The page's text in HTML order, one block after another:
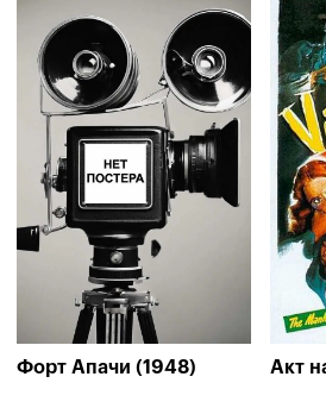
Форт Апачи (1948) Акт